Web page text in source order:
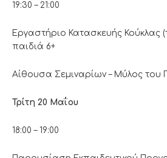
19:30 – 21:00
Εργαστήριο Κατασκευής Κούκλας
παιδιά 6+
Αίθουσα Σεμιναρίων – Μύλος
Τρίτη 20 Μαΐου
18:00 – 19:00